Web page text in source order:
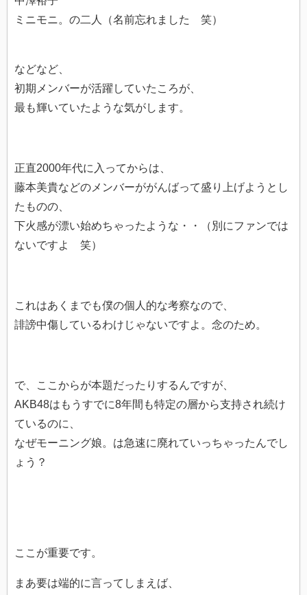
ミニモニ。の二人（名前忘れました 笑）
などなど、
初期メンバーが活躍していたころが、
最も輝いていたような気がします。
正直2000年代に入ってからは、
藤本美貴などのメンバーががんばって盛り上げようとし
たものの、
下火感が漂い始めちゃったような・・（別にファンでは
ないですよ 笑）
これはあくまでも僕の個人的な考察なので、
誹謗中傷しているわけじゃないですよ。念のため。
で、ここからが本題だったりするんですが、
AKB48はもうすでに8年間も特定の層から支持され続け
ているのに、
なぜモーニング娘。は急速に廃れていっちゃったんでし
ょう？
ここが重要です。
まあ要は端的に言ってしまえば、